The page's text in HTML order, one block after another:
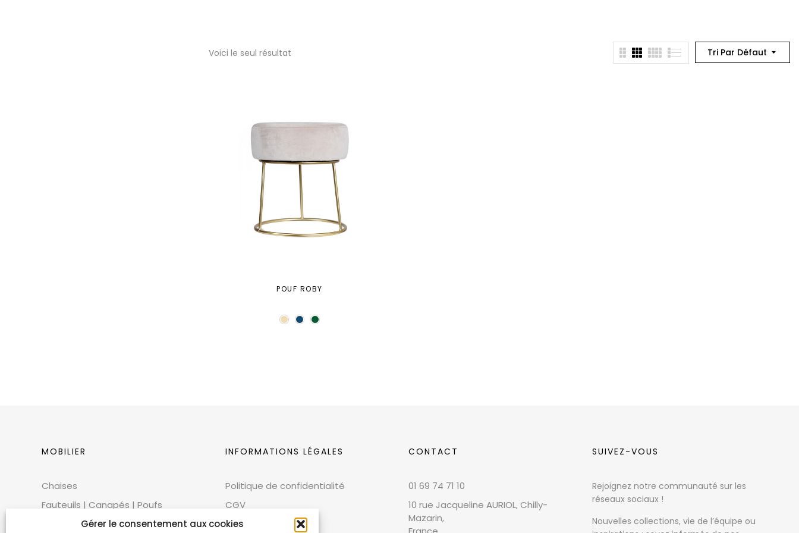
Gérer le consentement aux cookies
Tri Par Défaut
Voici le seul résultat
POUF ROBY
MOBILIER
Chaises
Fauteuils | Canapés | Poufs
Mobilier extérieur
INFORMATIONS LÉGALES
Politique de confidentialité
CGV
CGU
CONTACT
01 69 74 71 10
10 rue Jacqueline AURIOL, Chilly-
Mazarin,
SUIVEZ-VOUS
Rejoignez notre communauté sur les
réseaux sociaux !
Nouvelles collections, vie de l’équipe ou